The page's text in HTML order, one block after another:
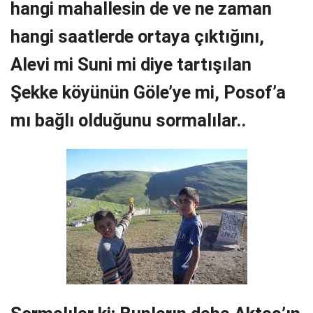
hangi mahallesin de ve ne zaman
hangi saatlerde ortaya çıktığını,
Alevi mi Suni mi diye tartışılan
Şekke köyünün Göle’ye mi, Posof’a
mı bağlı olduğunu sormalılar..